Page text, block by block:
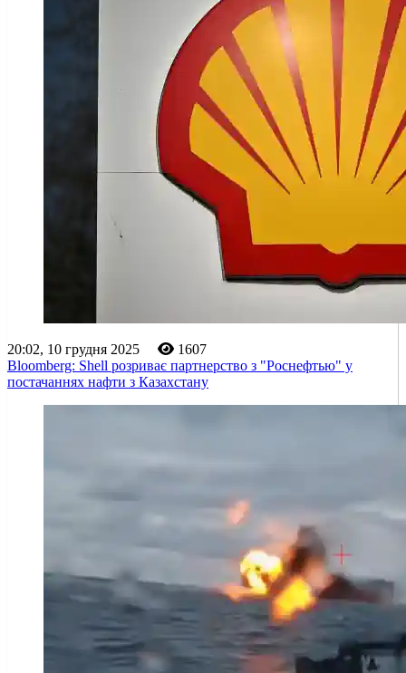
20:02, 10 грудня 2025
1607
Bloomberg: Shell розриває партнерство з "Роснефтью" у
постачаннях нафти з Казахстану